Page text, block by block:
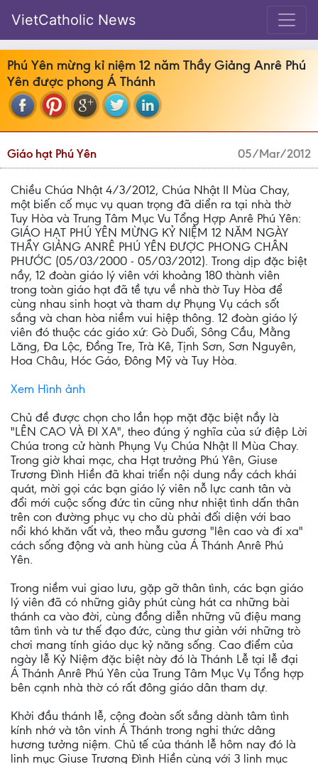
VietCatholic News
Phú Yên mừng kỉ niệm 12 năm Thầy Giảng Anrê Phú
Yên được phong Á Thánh
Giáo hạt Phú Yên 05/Mar/2012
Chiều Chúa Nhật 4/3/2012, Chúa Nhật II Mùa Chay,
một biến cố mục vụ quan trọng đã diển ra tại nhà thờ
Tuy Hòa và Trung Tâm Mục Vu Tổng Hợp Anrê Phú Yên:
GIÁO HẠT PHÚ YÊN MỪNG KỶ NIỆM 12 NĂM NGÀY
THẦY GIẢNG ANRÊ PHÚ YÊN ĐƯỢC PHONG CHÂN
PHƯỚC (05/03/2000 - 05/03/2012). Trong dịp đặc biệt
nầy, 12 đoàn giáo lý viên với khoảng 180 thành viên
trong toàn giáo hạt đã tề tựu về nhà thờ Tuy Hòa để
cùng nhau sinh hoạt và tham dự Phụng Vụ cách sốt
sắng và chan hòa niềm vui hiệp thông. 12 đoàn giáo lý
viên đó thuộc các giáo xứ: Gò Duối, Sông Cầu, Mằng
Lăng, Đa Lộc, Đồng Tre, Trà Kê, Tịnh Sơn, Sơn Nguyên,
Hoa Châu, Hóc Gáo, Đông Mỹ và Tuy Hòa.
Xem Hình ảnh
Chủ đề được chọn cho lần họp mặt đặc biệt nầy là
"LÊN CAO VÀ ĐI XA", theo đúng ý nghĩa của sứ điệp Lời
Chúa trong cử hành Phụng Vụ Chúa Nhật II Mùa Chay.
Trong giờ khai mạc, cha Hạt trưởng Phú Yên, Giuse
Trương Đình Hiền đã khai triển nội dung nầy cách khái
quát, mời gọi các bạn giáo lý viên nỗ lực canh tân và
đổi mới cuộc sống đức tin cũng như nhiệt tình dấn thân
trên con đường phục vụ cho dù phải đối diện với bao
nổi khó khăn vất vả, theo mẫu gương "lên cao và đi xa"
cách sống động và anh hùng của Á Thánh Anrê Phú
Yên.
Trong niềm vui giao lưu, gặp gỡ thân tình, các bạn giáo
lý viên đã có những giây phút cùng hát ca những bài
thánh ca vào đời, cùng đồng diễn những vũ điệu mang
tâm tình và tư thế đạo đức, cùng thư giản với những trò
chơi mang tính giáo dục kỷ năng sống. Cao điểm của
ngày lễ Kỷ Niệm đặc biệt này đó là Thánh Lễ tại lễ đại
Á Thánh Anrê Phú Yên của Trung Tâm Mục Vụ Tổng hợp
bên cạnh nhà thờ có rất đông giáo dân tham dự.
Khởi đầu thánh lễ, cộng đoàn sốt sắng dành tâm tình
kính nhớ và tôn vinh Á Thánh trong nghi thức dâng
hương tưởng niệm. Chủ tế của thánh lễ hôm nay đó là
linh mục Giuse Trương Đình Hiền cùng với 3 linh mục